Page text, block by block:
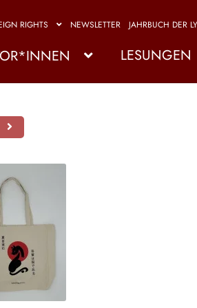
RIGHTS NEWSLETTER JAHRBUCH DER
LESUNGEN